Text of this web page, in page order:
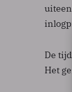
De
Het